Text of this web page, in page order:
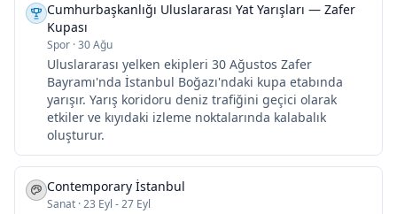
Cumhurbaşkanlığı Uluslararası Yat Yarışları — Zafer
Kupası
Spor ·30 Ağu
Uluslararası yelken ekipleri 30 Ağustos Zafer
Bayramı'nda İstanbul Boğazı'ndaki kupa etabında
yarışır. Yarış koridoru deniz trafiğini geçici olarak
etkiler ve kıyıdaki izleme noktalarında kalabalık
oluşturur.
Contemporary İstanbul
Sanat ·23 Eyl - 27 Eyl